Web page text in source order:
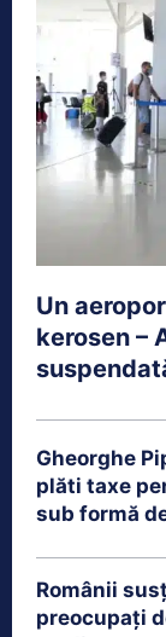
Un
kerosen –
Gheorghe
plăti taxe
sub formă
Românii
preocupați